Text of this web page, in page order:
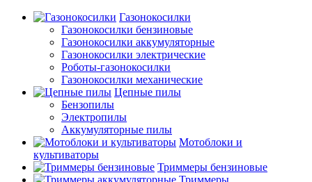
Газонокосилки
Газонокосилки бензиновые
Газонокосилки аккумуляторные
Газонокосилки электрические
Роботы-газонокосилки
Газонокосилки механические
Цепные пилы
Бензопилы
Электропилы
Аккумуляторные пилы
Мотоблоки и
культиваторы
Триммеры бензиновые
Триммеры